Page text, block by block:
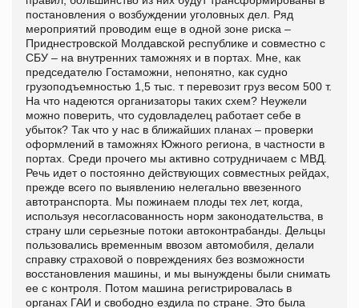
постановления о возбуждении уголовных дел. Ряд
мероприятий проводим еще в одной зоне риска –
Приднестровской Молдавской республике и совместно с
СБУ – на внутренних таможнях и в портах. Мне, как
председателю Гостаможни, непонятно, как судно
грузоподъемностью 1,5 тыс. т перевозит груз весом 500 т.
На что надеются организаторы таких схем? Неужели
можно поверить, что судовладелец работает себе в
убыток? Так что у нас в ближайших планах – проверки
оформлений в таможнях Южного региона, в частности в
портах. Среди прочего мы активно сотрудничаем с МВД.
Речь идет о постоянно действующих совместных рейдах,
прежде всего по выявлению нелегально ввезенного
автотранспорта. Мы пожинаем плоды тех лет, когда,
используя несогласованность норм законодательства, в
страну шли серьезные потоки автоконтрабанды. Дельцы
пользовались временным ввозом автомобиля, делали
справку страховой о повреждениях без возможности
восстановления машины, и мы вынуждены были снимать
ее с контроля. Потом машина регистрировалась в
органах ГАИ и свободно ездила по стране. Это была